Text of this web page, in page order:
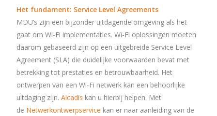
Het fundament: Service Level Agreements
MDU’s zijn een bijzonder uitdagende omgeving als het
gaat om Wi-Fi implementaties. Wi-Fi oplossingen moeten
daarom gebaseerd zijn op een uitgebreide Service Level
Agreement (SLA) die duidelijke voorwaarden bevat met
betrekking tot prestaties en betrouwbaarheid. Het
ontwerpen van een Wi-Fi netwerk kan een behoorlijke
uitdaging zijn. Alcadis kan u hierbij helpen. Met
de Netwerkontwerpservice kan er naar aanleiding van de